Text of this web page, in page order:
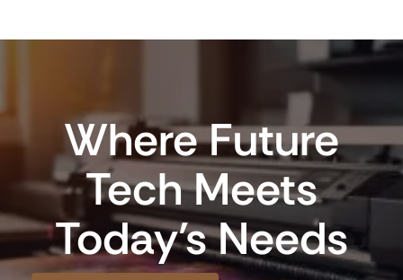
Where Future
Tech Meets
Today’s Needs